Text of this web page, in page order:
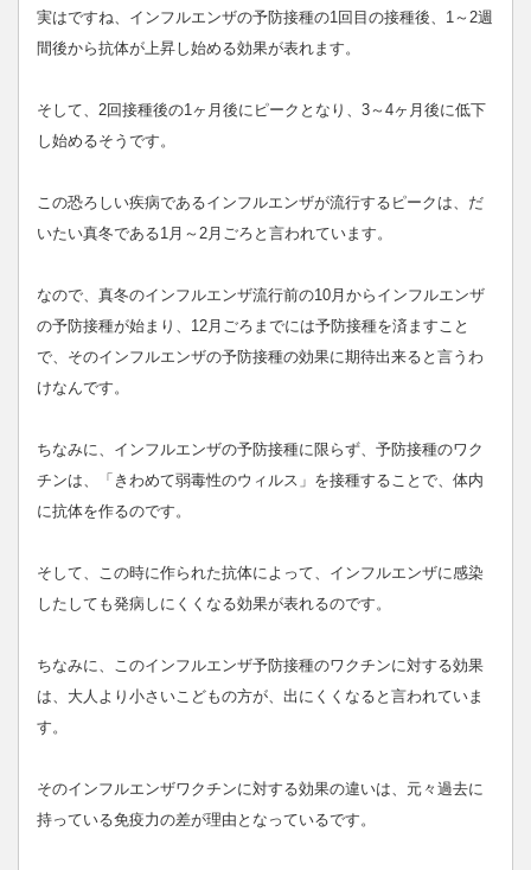
実はですね、インフルエンザの予防接種の1回目の接種後、1～2週
間後から抗体が上昇し始める効果が表れます。
そして、2回接種後の1ヶ月後にピークとなり、3～4ヶ月後に低下
し始めるそうです。
この恐ろしい疾病であるインフルエンザが流行するピークは、だ
いたい真冬である1月～2月ごろと言われています。
なので、真冬のインフルエンザ流行前の10月からインフルエンザ
の予防接種が始まり、12月ごろまでには予防接種を済ますこと
で、そのインフルエンザの予防接種の効果に期待出来ると言うわ
けなんです。
ちなみに、インフルエンザの予防接種に限らず、予防接種のワク
チンは、「きわめて弱毒性のウィルス」を接種することで、体内
に抗体を作るのです。
そして、この時に作られた抗体によって、インフルエンザに感染
したしても発病しにくくなる効果が表れるのです。
ちなみに、このインフルエンザ予防接種のワクチンに対する効果
は、大人より小さいこどもの方が、出にくくなると言われていま
す。
そのインフルエンザワクチンに対する効果の違いは、元々過去に
持っている免疫力の差が理由となっているです。